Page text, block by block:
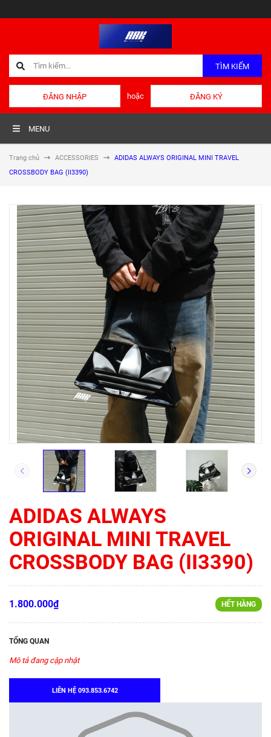
TÌM KIẾM
ĐĂNG NHẬP hoặc ĐĂNG KÝ
MENU
Trang chủ ACCESSORIES
ADIDAS ALWAYS ORIGINAL MINI TRAVEL
CROSSBODY BAG (II3390)
ADIDAS ALWAYS
ORIGINAL MINI TRAVEL
CROSSBODY BAG (II3390)
1.800.000₫ HẾT HÀNG
TỔNG QUAN
Mô tả đang cập nhật
LIÊN HỆ 093.853.6742